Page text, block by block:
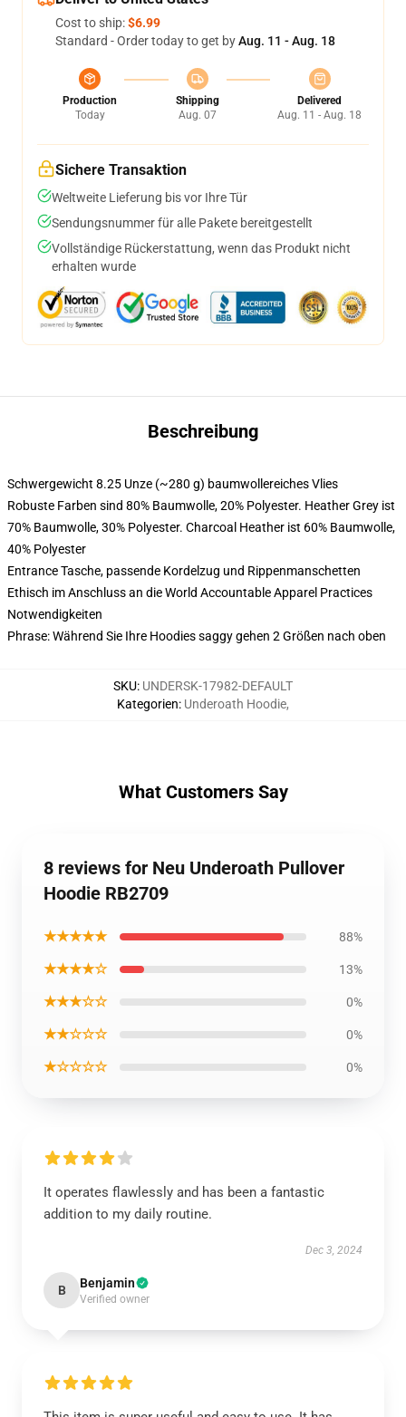
Cost to ship:$6.99
Standard - Order today to get byAug. 11 - Aug. 18
Production
Today
Shipping
Aug. 07
Delivered
Aug. 11 - Aug. 18
Sichere Transaktion
Weltweite Lieferung bis vor Ihre Tür
Sendungsnummer für alle Pakete bereitgestellt
Vollständige Rückerstattung, wenn das Produkt nicht
erhalten wurde
Beschreibung
Schwergewicht 8.25 Unze (~280 g) baumwollereiches Vlies
Robuste Farben sind 80% Baumwolle, 20% Polyester. Heather Grey ist
70% Baumwolle, 30% Polyester. Charcoal Heather ist 60% Baumwolle,
40% Polyester
Entrance Tasche, passende Kordelzug und Rippenmanschetten
Ethisch im Anschluss an die World Accountable Apparel Practices
Notwendigkeiten
Phrase: Während Sie Ihre Hoodies saggy gehen 2 Größen nach oben
SKU: UNDERSK-17982-DEFAULT
Kategorien: Underoath Hoodie,
What Customers Say
8 reviews for Neu Underoath Pullover
Hoodie RB2709
★★★★★ 88%
★★★★☆ 13%
★★★☆☆ 0%
★★☆☆☆ 0%
★☆☆☆☆ 0%
It operates flawlessly and has been a fantastic
addition to my daily routine.
Dec 3, 2024
B Benjamin
Verified owner